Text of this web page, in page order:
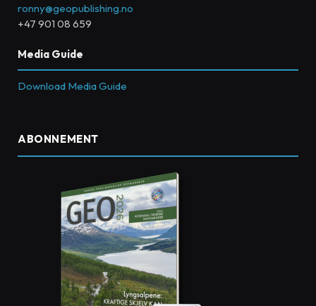
ronny@geopublishing.no
+47 901 08 659
Media Guide
Download Media Guide
ABONNEMENT